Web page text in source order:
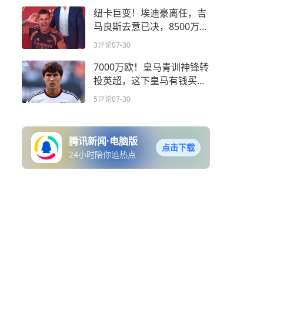
纽卡巨变！埃迪豪离任，吉
马良斯去意已决，8500万镑
加盟阿森纳？
3评论07-30
7000万欧！皇马青训神锋转
投英超，这下皇马有钱买人
了！
5评论07-30
腾讯新闻·电脑版
24小时陪你追热点
点击下载